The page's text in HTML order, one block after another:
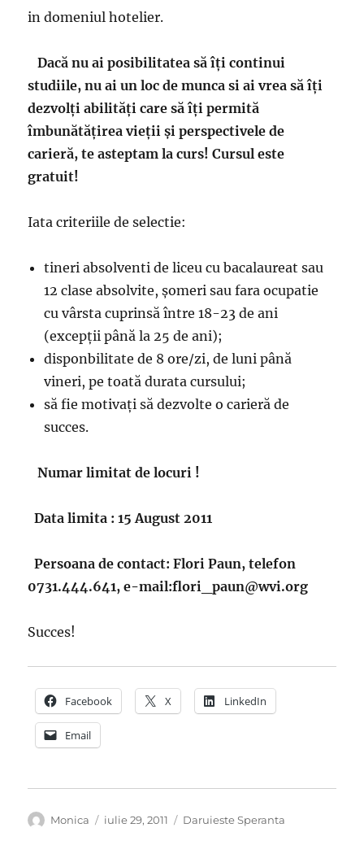
in domeniul hotelier.
Dacă nu ai posibilitatea să îţi continui
studiile, nu ai un loc de munca si ai vrea să îţi
dezvolţi abilităţi care să îţi permită
îmbunătăţirea vieţii şi perspectivele de
carieră, te asteptam la curs! Cursul este
gratuit!
Iata criteriile de selectie:
tineri absolventi de liceu cu bacalaureat sau
12 clase absolvite, şomeri sau fara ocupatie
cu vârsta cuprinsă între 18-23 de ani
(excepţii până la 25 de ani);
disponbilitate de 8 ore/zi, de luni până
vineri, pe toată durata cursului;
să fie motivaţi să dezvolte o carieră de
succes.
Numar limitat de locuri !
Data limita : 15 August 2011
Persoana de contact: Flori Paun, telefon
0731.444.641, e-mail:flori_paun@wvi.org
Succes!
Facebook X LinkedIn
Email
Autor
Monica
Publicat
iulie 29, 2011 Categorii
Daruieste Speranta